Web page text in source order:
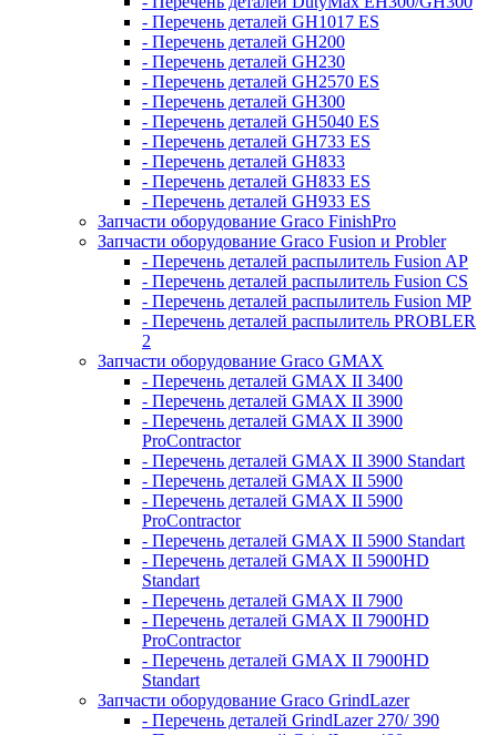
- Перечень деталей GH1017 ES
- Перечень деталей GH200
- Перечень деталей GH230
- Перечень деталей GH2570 ES
- Перечень деталей GH300
- Перечень деталей GH5040 ES
- Перечень деталей GH733 ES
- Перечень деталей GH833
- Перечень деталей GH833 ES
- Перечень деталей GH933 ES
Запчасти оборудование Graco FinishPro
Запчасти оборудование Graco Fusion и Probler
- Перечень деталей распылитель Fusion AP
- Перечень деталей распылитель Fusion CS
- Перечень деталей распылитель Fusion MP
- Перечень деталей распылитель PROBLER
2
Запчасти оборудование Graco GMAX
- Перечень деталей GMAX II 3400
- Перечень деталей GMAX II 3900
- Перечень деталей GMAX II 3900
ProContractor
- Перечень деталей GMAX II 3900 Standart
- Перечень деталей GMAX II 5900
- Перечень деталей GMAX II 5900
ProContractor
- Перечень деталей GMAX II 5900 Standart
- Перечень деталей GMAX II 5900HD
Standart
- Перечень деталей GMAX II 7900
- Перечень деталей GMAX II 7900HD
ProContractor
- Перечень деталей GMAX II 7900HD
Standart
Запчасти оборудование Graco GrindLazer
- Перечень деталей GrindLazer 270/ 390